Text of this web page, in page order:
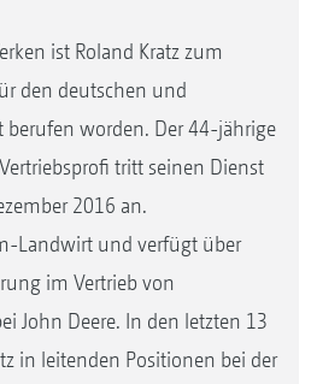
ist Roland Kratz zum
den deutschen und
berufen worden. Der 44-jährige
tritt seinen Dienst
2016 an.
Landwirt und verfügt über
im Vertrieb von
John Deere. In den letzten 13
in leitenden Positionen bei der